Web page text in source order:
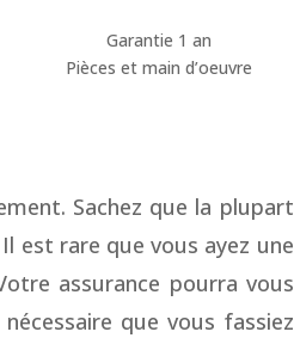
Garantie 1 an
Pièces et main d’oeuvre
Sachez que la plupart
est rare que vous ayez une
assurance pourra vous
que vous fassiez